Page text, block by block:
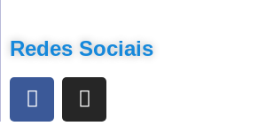
Redes Sociais